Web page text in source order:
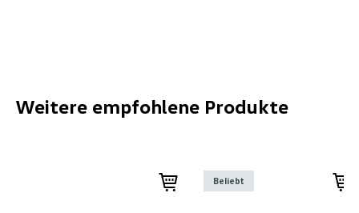
Weitere empfohlene Produkte
Beliebt